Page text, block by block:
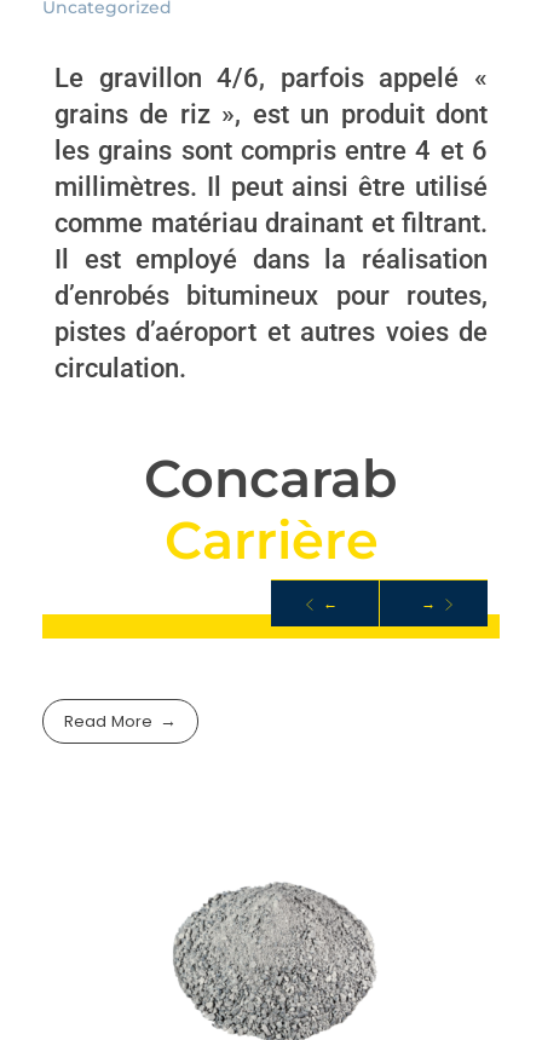
Uncategorized
Le gravillon 4/6, parfois appelé «
grains de riz », est un produit dont
les grains sont compris entre 4 et 6
millimètres. Il peut ainsi être utilisé
comme matériau drainant et filtrant.
Il est employé dans la réalisation
d’enrobés bitumineux pour routes,
pistes d’aéroport et autres voies de
circulation.
Concarab
arrièreCo
← →
Read More